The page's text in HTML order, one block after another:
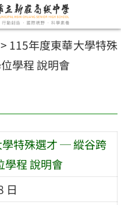
> 115年度東華大學特殊
學程 說明會
特殊選才 ─ 縱谷跨
學程 說明會
日